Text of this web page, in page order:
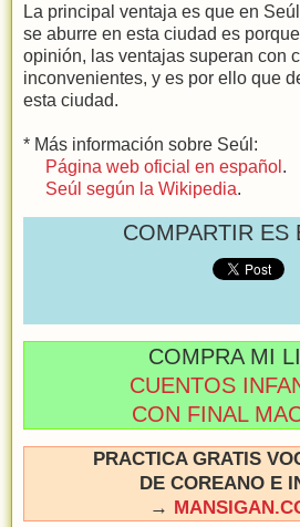
La principal ventaja es que en
se aburre en esta ciudad es
opinión, las ventajas superan con
inconvenientes, y es por ello que
esta ciudad.
* Más información sobre Seúl:
Página web oficial en español .
Seúl según la Wikipedia.
COMPARTIR ES
COMPRA MI
CUENTOS
CON FINAL
PRACTICA GRATIS
DE COREANO E
→